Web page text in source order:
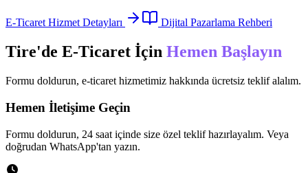
E-Ticaret Hizmet Detayları Dijital Pazarlama Rehberi
Tire'de E-Ticaret İçin Hemen Başlayın
Formu doldurun, e-ticaret hizmetimiz hakkında ücretsiz teklif alalım.
Hemen İletişime Geçin
Formu doldurun, 24 saat içinde size özel teklif hazırlayalım. Veya
doğrudan WhatsApp'tan yazın.